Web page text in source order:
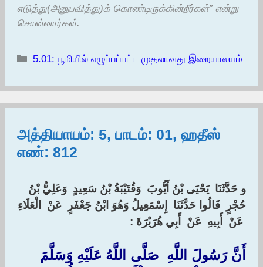
எடுத்து(அனுபவித்து)க் கொண்டிருக்கின்றீர்கள்” என்று
சொன்னார்கள்.
Categories
5.01: பூமியில் எழுப்பப்பட்ட முதலாவது இறையாலயம்
அத்தியாயம்: 5, பாடம்: 01, ஹதீஸ்
எண்: 812
و حَدَّثَنَا ‏ ‏يَحْيَى بْنُ أَيُّوبَ ‏ ‏وَقُتَيْبَةُ بْنُ سَعِيدٍ ‏ ‏وَعَلِيُّ بْنُ
حُجْرٍ ‏ ‏قَالُوا حَدَّثَنَا ‏ ‏إِسْمَعِيلُ وَهُوَ ابْنُ جَعْفَرٍ ‏ ‏عَنْ ‏ ‏الْعَلَاءِ
‏ ‏عَنْ ‏ ‏أَبِيهِ ‏ ‏عَنْ ‏ ‏أَبِي هُرَيْرَةَ : ‏
أَنَّ رَسُولَ اللَّهِ ‏ ‏صَلَّى اللَّهُ عَلَيْهِ وَسَلَّمَ ‏